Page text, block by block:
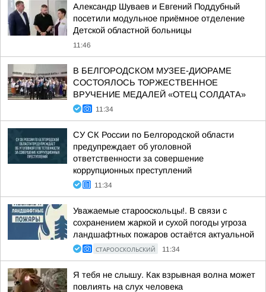
Александр Шуваев и Евгений Поддубный
посетили модульное приёмное отделение
Детской областной больницы
11:46
В БЕЛГОРОДСКОМ МУЗЕЕ-ДИОРАМЕ
СОСТОЯЛОСЬ ТОРЖЕСТВЕННОЕ
ВРУЧЕНИЕ МЕДАЛЕЙ «ОТЕЦ СОЛДАТА»
11:34
СУ СК России по Белгородской области
предупреждает об уголовной
ответственности за совершение
коррупционных преступлений
11:34
Уважаемые старооскольцы!. В связи с
сохранением жаркой и сухой погоды угроза
ландшафтных пожаров остаётся актуальной
СТАРООСКОЛЬСКИЙ 11:34
Я тебя не слышу. Как взрывная волна может
повлиять на слух человека